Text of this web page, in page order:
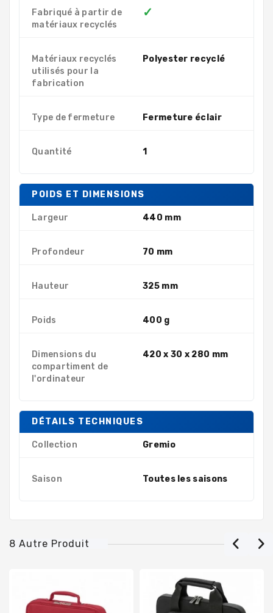
Fabriqué à partir de
matériaux recyclés
✓
Matériaux recyclés
utilisés pour la
fabrication
Polyester recyclé
Type de fermeture Fermeture éclair
Quantité 1
POIDS ET DIMENSIONS
Largeur 440 mm
Profondeur 70 mm
Hauteur 325 mm
Poids 400 g
Dimensions du
compartiment de
l'ordinateur
420 x 30 x 280 mm
DÉTAILS TECHNIQUES
Collection Gremio
Saison Toutes les saisons
8 Autre Produit